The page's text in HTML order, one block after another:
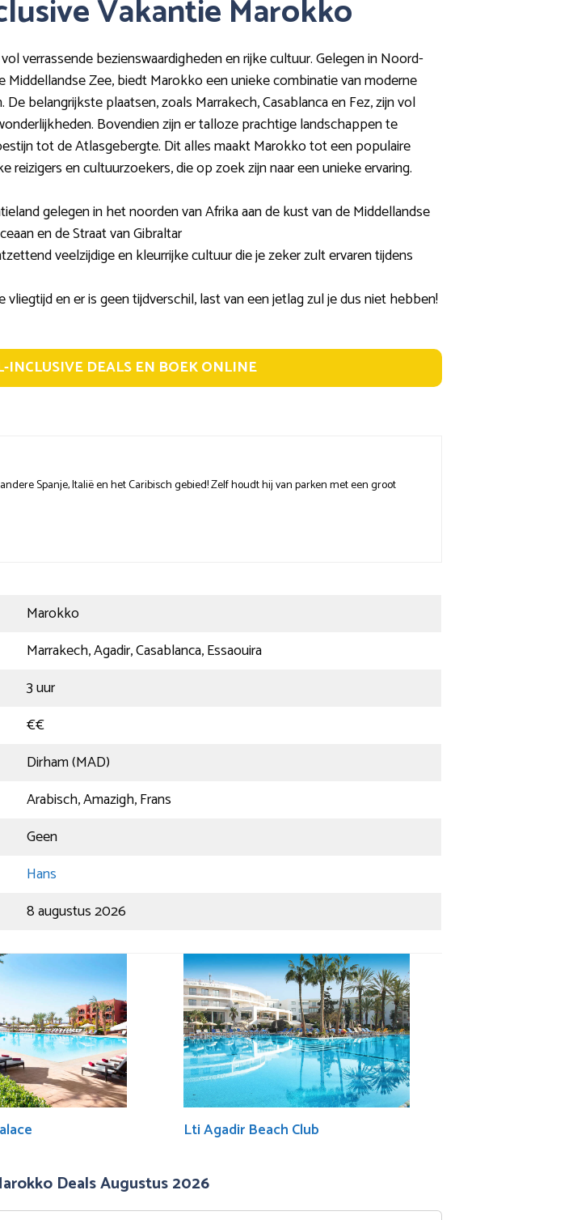
Vakantie Marokko
verrassende bezienswaardigheden en rijke cultuur. Gelegen in Noord-
Middellandse Zee, biedt Marokko een unieke combinatie van moderne
belangrijkste plaatsen, zoals Marrakech, Casablanca en Fez, zijn vol
Bovendien zijn er talloze prachtige landschappen te
tot de Atlasgebergte. Dit alles maakt Marokko tot een populaire
reizigers en cultuurzoekers, die op zoek zijn naar een unieke ervaring.
gelegen in het noorden van Afrika aan de kust van de Middellandse
en de Straat van Gibraltar
veelzijdige en kleurrijke cultuur die je zeker zult ervaren tijdens
en er is geen tijdverschil, last van een jetlag zul je dus niet hebben!
INCLUSIVE DEALS EN BOEK ONLINE
Spanje, Italië en het Caribisch gebied! Zelf houdt hij van parken met een groot
Marokko
Marrakech, Agadir, Casablanca, Essaouira
3 uur
€€
Dirham (MAD)
Arabisch, Amazigh, Frans
Geen
Hans
8 augustus 2026
Lti Agadir Beach Club
Deals Augustus 2026